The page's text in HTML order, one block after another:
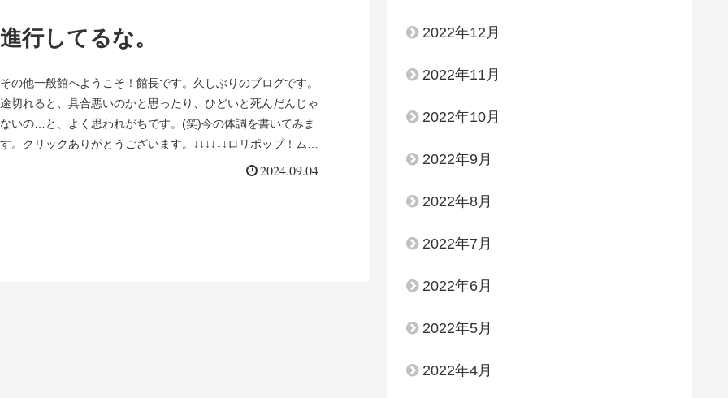
進行してるな。
その他一般館へようこそ！館長です。久しぶりのブログです。
途切れると、具合悪いのかと思ったり、ひどいと死んだんじゃ
ないの…と、よく思われがちです。(笑)今の体調を書いてみま
す。クリックありがとうございます。↓↓↓↓↓↓ロリポップ！ムー
2024.09.04
2022年12月
2022年11月
2022年10月
2022年9月
2022年8月
2022年7月
2022年6月
2022年5月
2022年4月